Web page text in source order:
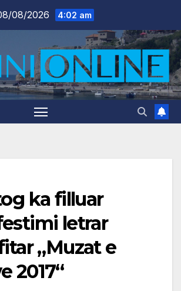
08/2026 4:02 am
ka filluar
letrar
„Muzat e
2017“